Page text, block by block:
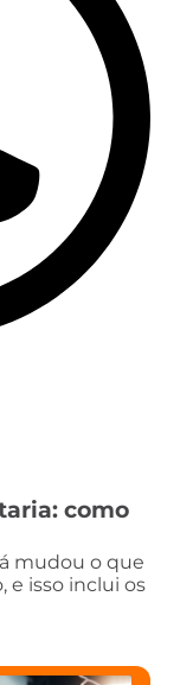
como
mudou o que
e isso inclui os